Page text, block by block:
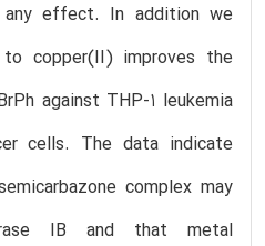
effect. In addition we
copper(II) improves the
against THP-1 leukemia
cells. The data indicate
complex may
IB and that metal